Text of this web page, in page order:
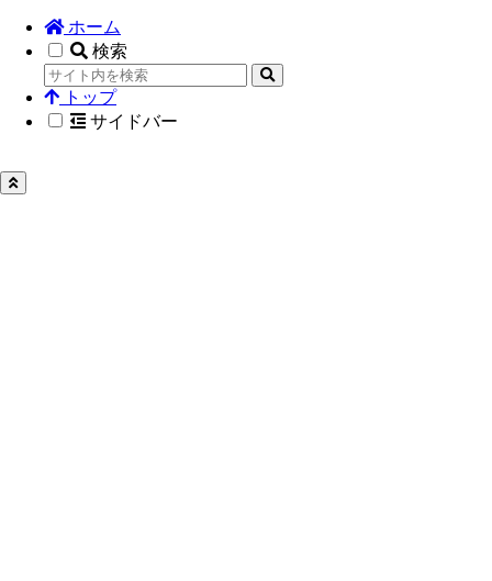
ホーム
検索
トップ
サイドバー